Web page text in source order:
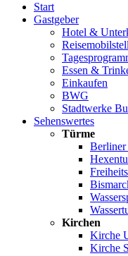
Start
Gastgeber
Hotel &
Essen &
Einkaufen
BWG
Stadtwerke
Sehenswertes
Türme
Kirchen
Kirche
Kirche